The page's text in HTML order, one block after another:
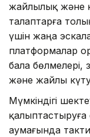
жайлылық және
талаптарға
үшін жаңа
платформалар
бала бөлмелері,
және жайлы
Мүмкіндігі
аумағында